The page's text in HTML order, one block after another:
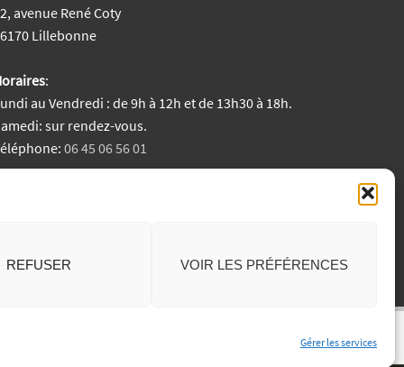
Gérer les services
REFUSER VOIR LES PRÉFÉRENCES
avenue René Coty
Lillebonne
:
au Vendredi : de 9h à 12h et de 13h30 à 18h.
sur rendez-vous.
06 45 06 56 01